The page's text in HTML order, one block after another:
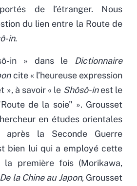
de l’étranger. Nous
du lien entre la Route de
in.
in » dans le Dictionnaire
cite « l’heureuse expression
», à savoir « le Shôsô-inest le
de la soie" ». Grousset
en études orientales
après la Seconde Guerre
bien lui qui a employé cette
la première fois (Morikawa,
De la Chine au Japon, Grousset